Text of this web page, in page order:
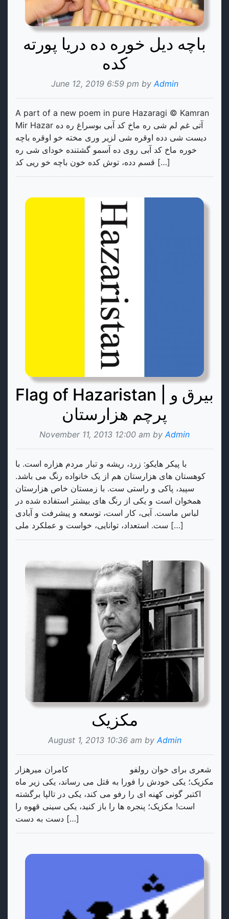
باچه دیل خوره ده دریا پورته
کده
June 12, 2019 6:59 pm byAdmin
A part of a new poem in pure Hazaragi © Kamran
Mir Hazar آتی غم لم شی ره ماخ کد آبی بوسراغ ره ده
دیست شی دده اوقره شی لزیر وری مخته خو اوقره باچه
خوره ماخ کد آبی روی ده آسمو گشتنده خودای شی ره
قسم دده، توش کده خون باچه خو ریی کد […]
Flag of Hazaristan | بیرق و
پرچم هزارستان
November 11, 2013 12:00 am by Admin
با پیکر هایکو: زرد، ریشه و تبار مردم هزاره است. با
کوهستان های هزارستان هم از یک خانواده رنگ می باشد.
سپید، پاکی و راستی ست. با زمستان خاص هزارستان
همخوان است و یکی از رنگ های بیشتر استفاده شده در
لباس ماست. آبی، کار است، توسعه و پیشرفت و آبادی
ست. استعداد، توانایی، خواست و عملکرد ملی […]
مکزیک
August 1, 2013 10:36 am by Admin
شعری برای خوان رولفو کامران میرهزار
مکزیک؛ یکی خودش را فورا به قتل می رساند، یکی زیر ماه
اکتبر گونی کهنه ای را رفو می کند، یکی در تالپا برگشته
است! مکزيک؛ پنجره ها را باز کنید، یکی سینی قهوه را
دست به دست […]